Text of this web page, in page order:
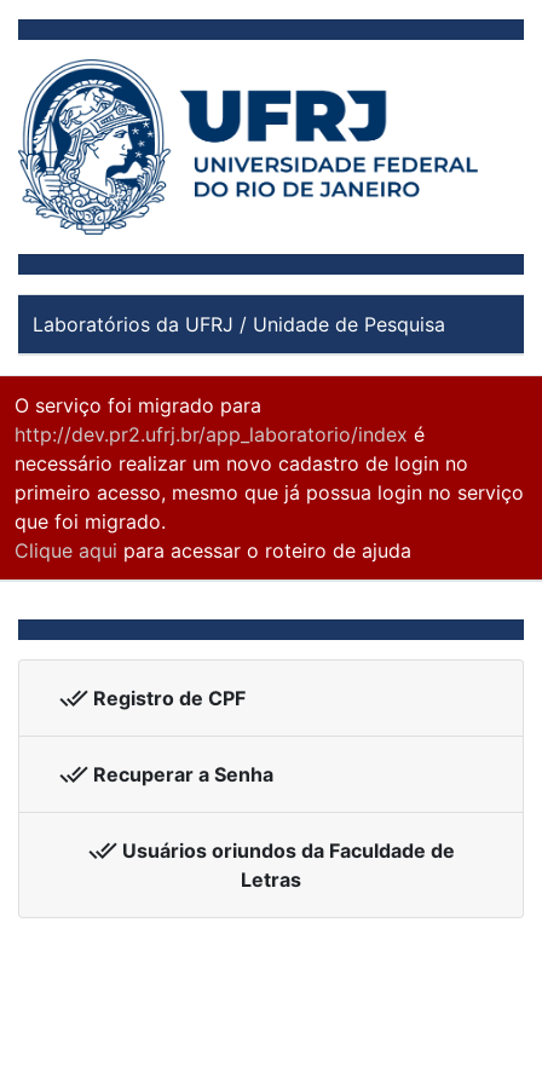
Laboratórios da UFRJ / Unidade de Pesquisa
O serviço foi migrado para
http://dev.pr2.ufrj.br/app_laboratorio/index é
necessário realizar um novo cadastro de login no
primeiro acesso, mesmo que já possua login no serviço
que foi migrado.
Clique aqui para acessar o roteiro de ajuda
done_all Registro de CPF
done_all Recuperar a Senha
done_allUsuários oriundos da Faculdade de
Letras